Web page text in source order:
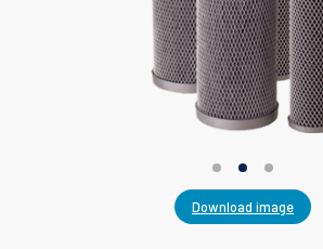
Download image